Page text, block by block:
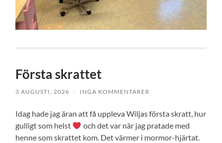
Första skrattet
3 AUGUSTI, 2026 / INGA KOMMENTARER
Idag hade jag äran att få uppleva Wiljas första skratt, hur
gulligt som helst
och det var när jag pratade med
henne som skrattet kom. Det värmer i mormor-hjärtat.